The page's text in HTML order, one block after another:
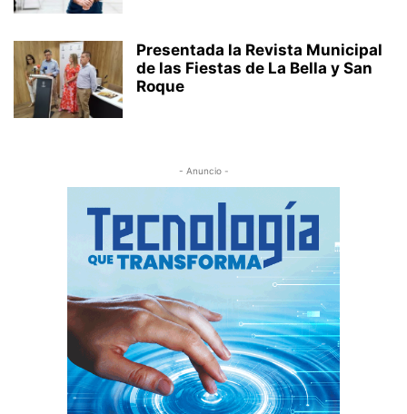
Presentada la Revista Municipal
de las Fiestas de La Bella y San
Roque
- Anuncio -